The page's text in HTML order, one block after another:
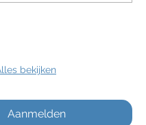
bekijken
Aanmelden